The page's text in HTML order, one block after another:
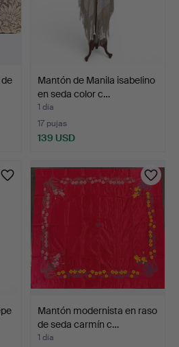
Mantón de Manila isabelino
en seda color c…
1 día
17 pujas
139 USD
Mantón modernista en raso
de seda carmín c…
1 día